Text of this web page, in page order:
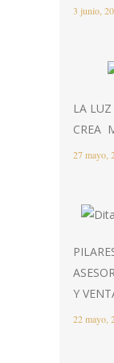
3 junio,
LA
CREA
27 mayo,
Y
22 mayo,